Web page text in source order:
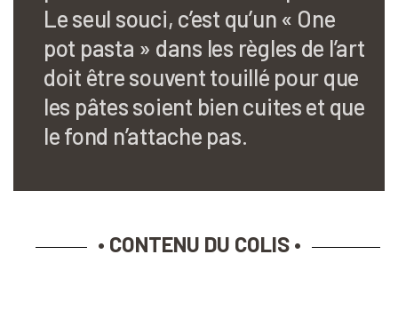
Le seul souci, c’est qu’un « One
pot pasta » dans les règles de l’art
doit être souvent touillé pour que
les pâtes soient bien cuites et que
le fond n’attache pas.
• CONTENU DU COLIS •